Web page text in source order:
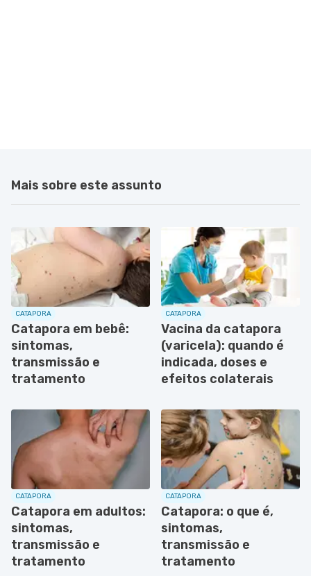
Mais sobre este assunto
CATAPORA
Catapora em bebê:
sintomas,
transmissão e
tratamento
CATAPORA
Vacina da catapora
(varicela): quando é
indicada, doses e
efeitos colaterais
CATAPORA
Catapora em adultos:
sintomas,
transmissão e
tratamento
CATAPORA
Catapora: o que é,
sintomas,
transmissão e
tratamento